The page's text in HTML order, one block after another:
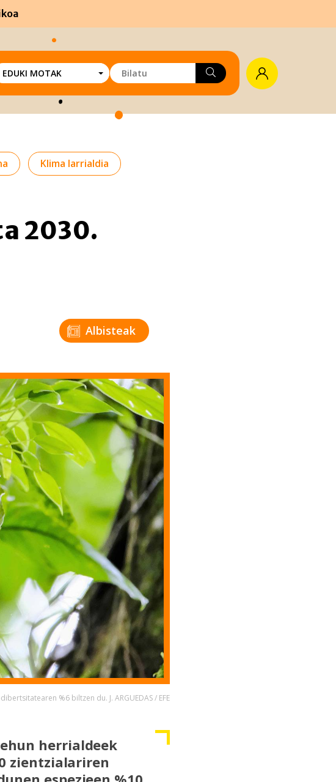
EDUKI MOTAK
Klima larrialdia
2030.
Albisteak
%6 biltzen du. J. ARGUEDAS / EFE
herrialdeek
zientzialariren